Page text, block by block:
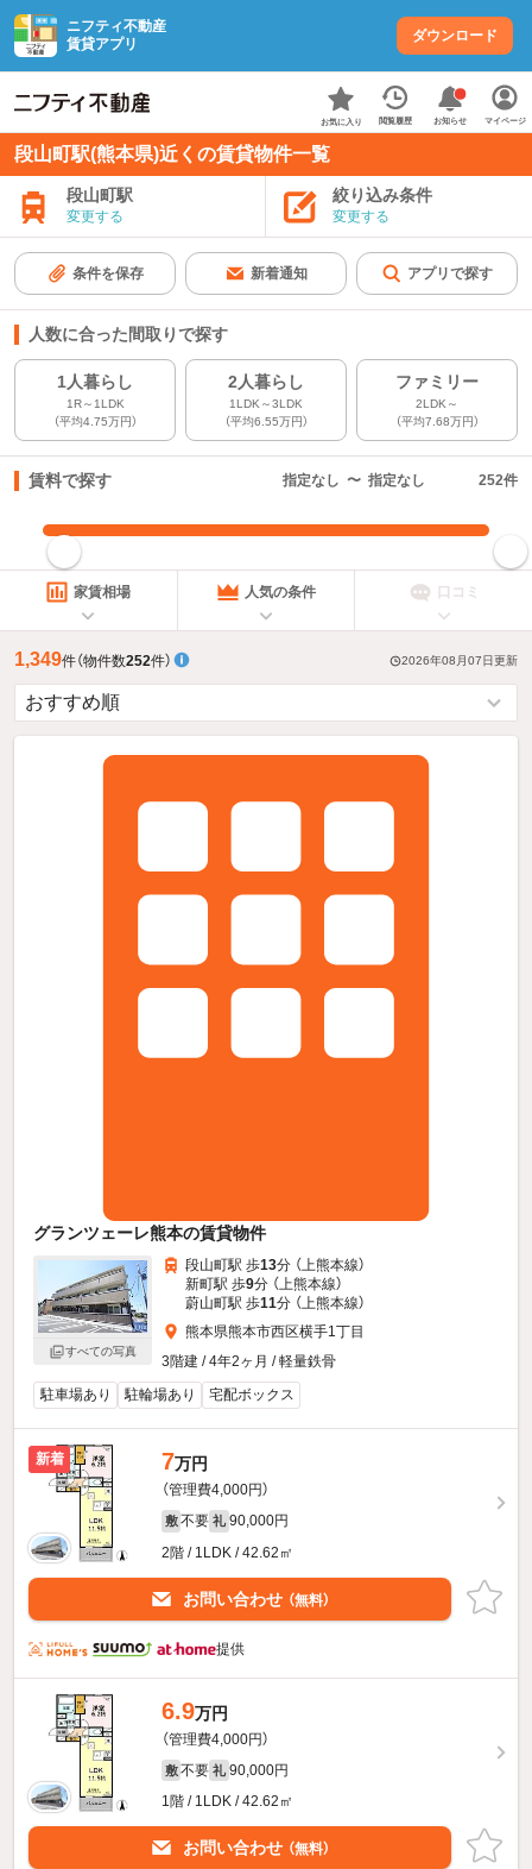
ニフティ不動産
賃貸アプリ
ダウンロード
お気に入り 閲覧履歴 お知らせ マイページ
段山町駅(熊本県)近くの賃貸物件一覧
段山町駅
変更する
絞り込み条件
変更する
条件を保存 新着通知 アプリで探す
人数に合った間取りで探す
1人暮らし
1R～1LDK
（平均4.75万円）
2人暮らし
1LDK～3LDK
（平均6.55万円）
ファミリー
2LDK～
（平均7.68万円）
賃料で探す 指定なし 〜 指定なし 252件
指定した賃料で絞り込む
家賃相場 人気の条件 口コミ
1,349件（物件数252件） 2026年08月07日更新
グランツェーレ熊本の賃貸物件
すべての写真
段山町駅 歩13分 （上熊本線）
新町駅 歩9分 （上熊本線）
蔚山町駅 歩11分 （上熊本線）
熊本県熊本市西区横手1丁目
3階建 / 4年2ヶ月 / 軽量鉄骨
駐車場あり
駐輪場あり 宅配ボックス
新着 7万円
（管理費4,000円）
敷 不要 礼 90,000円
2階 / 1LDK / 42.62㎡
お問い合わせ （無料）
提供
6.9万円
（管理費4,000円）
敷 不要 礼 90,000円
1階 / 1LDK / 42.62㎡
お問い合わせ （無料）